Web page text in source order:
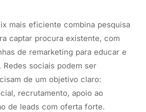
mais eficiente combina pesquisa
captar procura existente, com
de remarketing para educar e
sociais podem ser
de um objetivo claro:
recrutamento, apoio ao
de leads com oferta forte.